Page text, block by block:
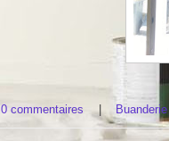
0 commentaires Buanderie